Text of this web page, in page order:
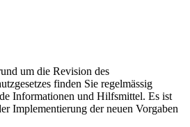
um die Revision des
finden Sie regelmässig
Informationen und Hilfsmittel. Es ist
Implementierung der neuen Vorgaben